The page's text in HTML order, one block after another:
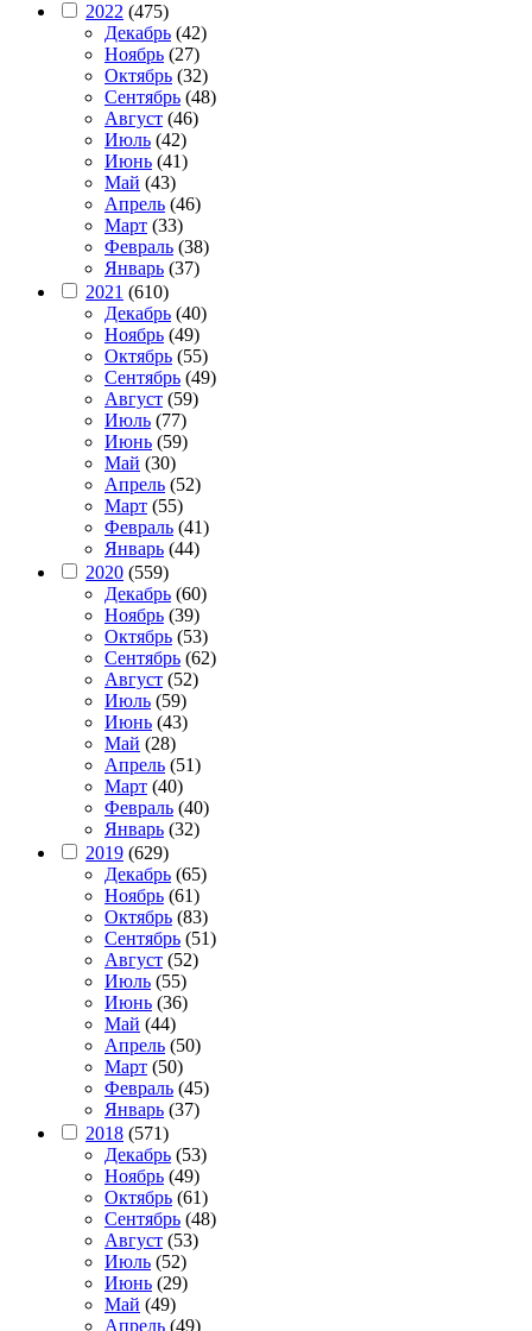
2022 (475)
Декабрь (42)
Ноябрь (27)
Октябрь (32)
Сентябрь (48)
Август (46)
Июль (42)
Июнь (41)
Май (43)
Апрель (46)
Март (33)
Февраль (38)
Январь (37)
2021 (610)
Декабрь (40)
Ноябрь (49)
Октябрь (55)
Сентябрь (49)
Август (59)
Июль (77)
Июнь (59)
Май (30)
Апрель (52)
Март (55)
Февраль (41)
Январь (44)
2020 (559)
Декабрь (60)
Ноябрь (39)
Октябрь (53)
Сентябрь (62)
Август (52)
Июль (59)
Июнь (43)
Май (28)
Апрель (51)
Март (40)
Февраль (40)
Январь (32)
2019 (629)
Декабрь (65)
Ноябрь (61)
Октябрь (83)
Сентябрь (51)
Август (52)
Июль (55)
Июнь (36)
Май (44)
Апрель (50)
Март (50)
Февраль (45)
Январь (37)
2018 (571)
Декабрь (53)
Ноябрь (49)
Октябрь (61)
Сентябрь (48)
Август (53)
Июль (52)
Июнь (29)
Май (49)
Апрель (49)